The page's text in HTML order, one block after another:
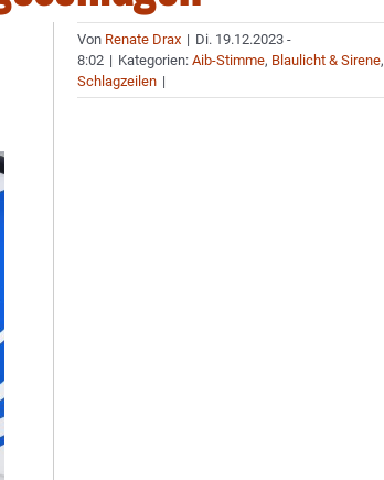
Von Renate Drax | Di. 19.12.2023 -
8:02 | Kategorien:Aib-Stimme, Blaulicht & Sirene,
Schlagzeilen |